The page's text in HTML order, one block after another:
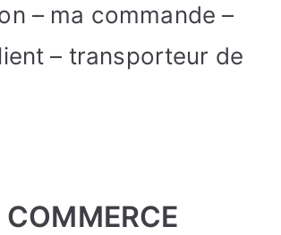
– ma commande –
– transporteur de
COMMERCE